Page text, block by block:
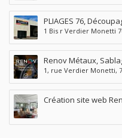
PLIAGES 76,
Arques La Batailles,
1 Bis r Verdier Monetti
Renov Métaux,
Arques la Bataille,
1, rue Verdier Monetti,
Création site web